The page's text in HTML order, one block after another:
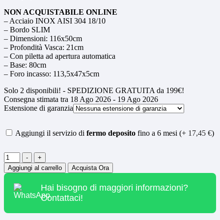
NON ACQUISTABILE ONLINE
– Acciaio INOX AISI 304 18/10
– Bordo SLIM
– Dimensioni: 116x50cm
– Profondità Vasca: 21cm
– Con piletta ad apertura automatica
– Base: 80cm
– Foro incasso: 113,5x47x5cm
Solo 2 disponibili! - SPEDIZIONE GRATUITA da 199€!
Consegna stimata tra 18 Ago 2026 - 19 Ago 2026
Estensione di garanzia
Aggiungi il servizio di fermo deposito fino a 6 mesi (+ 17,45 €)
Quantità-
+
Aggiungi al carrello
Acquista Ora
Hai bisogno di maggiori informazioni?
Contattaci!